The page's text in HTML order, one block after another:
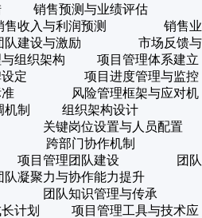
销售预测与业绩评估
收入与利润预测 销售业
建设与激励 市场反馈与
与组织架构 项目管理体系建立
定 项目进度管理与监控
风险管理框架与应对机
机制 组织架构设计
关键岗位设置与人员配置
跨部门协作机制
系 项目管理团队建设 团队
凝聚力与协作能力提升
团队知识管理与传承
划 项目管理工具与技术应